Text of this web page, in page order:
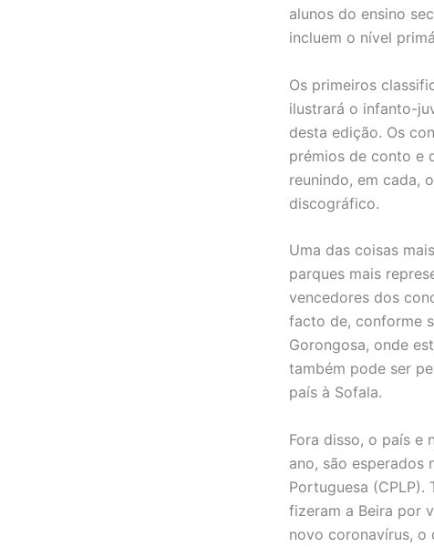
alunos do ensino
incluem o nível
Os primeiros
ilustrará o infanto-
desta edição. Os
prémios de conto e
reunindo, em cada,
discográfico.
Uma das coisas
parques mais
vencedores dos
facto de, conforme
Gorongosa, onde
também pode ser
país à Sofala.
Fora disso, o país e
ano, são esperados
Portuguesa
fizeram a Beira por
novo coronavírus, o